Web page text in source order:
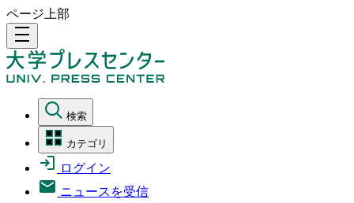
ページ上部
density_medium
検索
カテゴリ
ログイン
ニュースを受信